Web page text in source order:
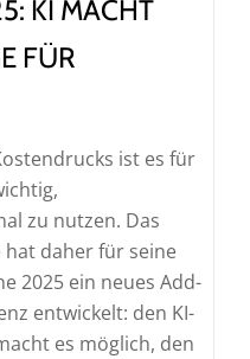
KI MACHT
FÜR
ist es für
zu nutzen. Das
hat daher für seine
2025 ein neues Add-
entwickelt: den KI-
es möglich, den